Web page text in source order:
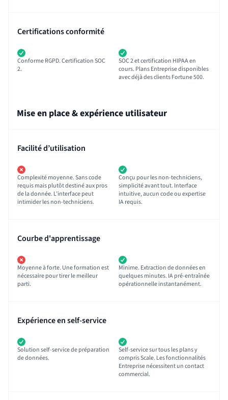
Certifications conformité
Conforme RGPD. Certification SOC
2.
SOC 2 et certification HIPAA en
cours. Plans Entreprise disponibles
avec déjà des clients Fortune 500.
Mise en place & expérience utilisateur
Facilité d’utilisation
Complexité moyenne. Sans code
requis mais plutôt destiné aux pros
de la donnée. L’interface peut
intimider les non-techniciens.
Conçu pour les non-techniciens,
simplicité avant tout. Interface
intuitive, aucun code ou expertise
IA requis.
Courbe d'apprentissage
Moyenne à forte. Une formation est
nécessaire pour tirer le meilleur
parti.
Minime. Extraction de données en
quelques minutes. IA pré-entraînée
opérationnelle instantanément.
Expérience en self-service
Solution self-service de préparation
de données.
Self-service sur tous les plans y
compris Scale. Les fonctionnalités
Entreprise nécessitent un contact
commercial.